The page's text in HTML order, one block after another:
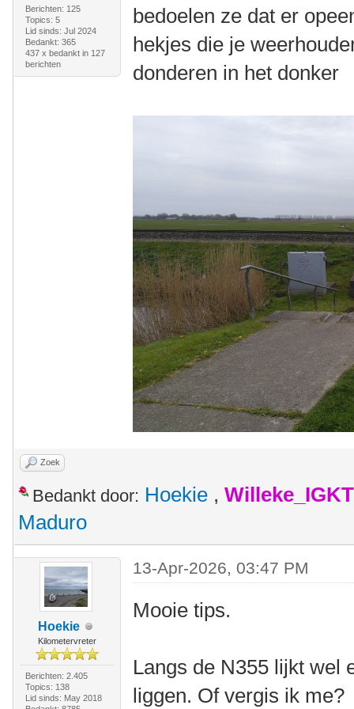
Berichten: 125
Topics: 5
Lid sinds: Jul 2024
Bedankt: 365
437 x bedankt in 127
berichten
bedoelen ze dat er
hekjes die je
donderen in het donker
Zoek
Bedankt door: Hoekie , Willeke_IGKT
Maduro
Hoekie
Kilometervreter
Berichten: 2.405
Topics: 138
Lid sinds: May 2018
13-Apr-2026, 03:47 PM
Mooie tips.
Langs de N355 lijkt wel
liggen. Of vergis ik me?